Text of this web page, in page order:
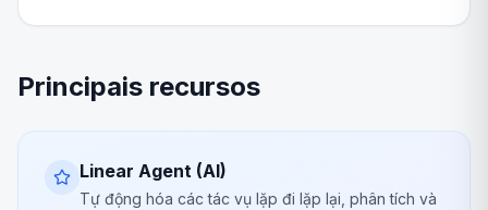
Principais recursos
Linear Agent (AI)
Tự động hóa các tác vụ lặp đi lặp lại, phân tích và